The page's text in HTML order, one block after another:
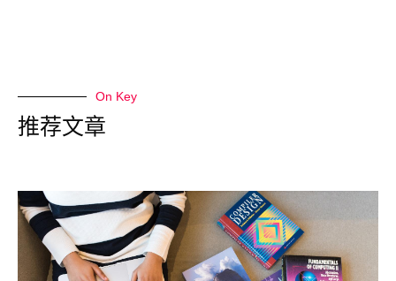
On Key
推荐文章